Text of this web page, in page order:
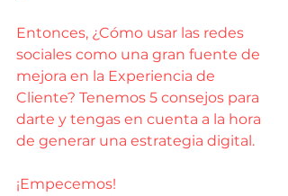
Entonces, ¿Cómo usar las redes
sociales como una gran fuente de
mejora en la Experiencia de
Cliente? Tenemos 5 consejos para
darte y tengas en cuenta a la hora
de generar una estrategia digital.
¡Empecemos!